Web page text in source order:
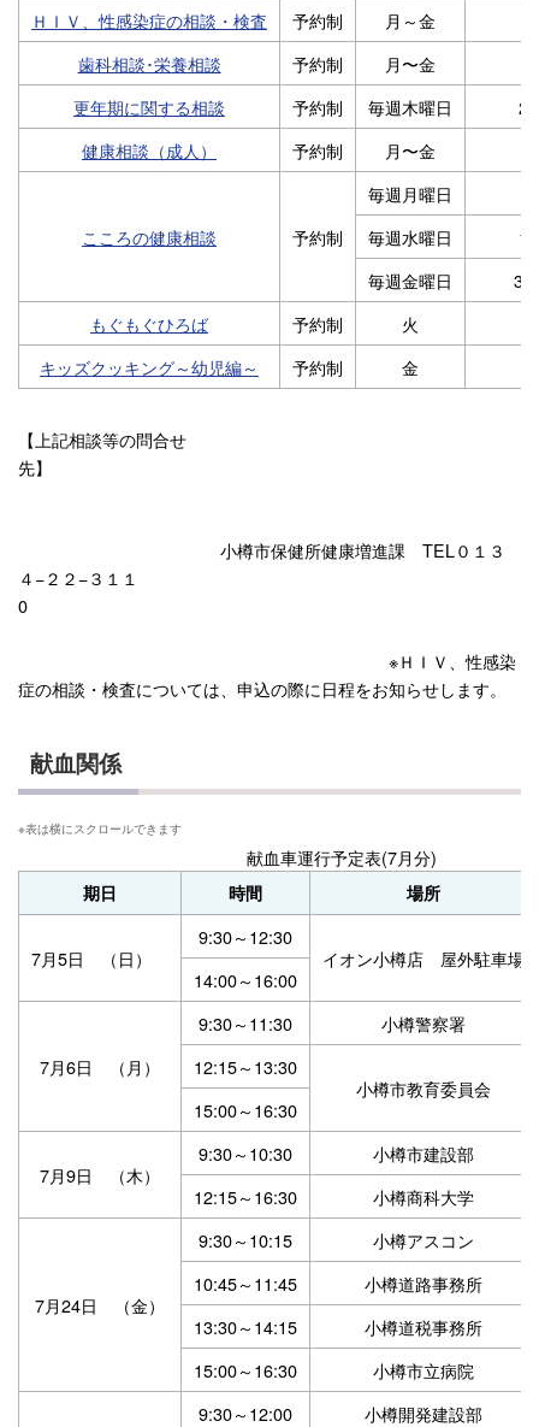
ＨＩＶ、性感染症の相談・検査
予約制 月～金
歯科相談･栄養相談
予約制 月〜金
更年期に関する相談
予約制 毎週木曜日
健康相談（成人）
予約制 月〜金
こころの健康相談 予約制
毎週月曜日
毎週水曜日
毎週金曜日
もぐもぐひろば
予約制
火
キッズクッキング～幼児編～
予約制 金
【上記相談等の問合せ
先】
小樽市保健所健康増進課 TEL０１３
４−２２−３１１
0
※ＨＩＶ、性感染
症の相談・検査については、申込の際に日程をお知らせします。
献血関係
献血車運行予定表(7月分)
期日 時間 場所
7月5日 （日）
9:30～12:30
イオン小樽店 屋外駐車場
14:00～16:00
7月6日 （月）
9:30～11:30
小樽警察署
12:15～13:30
小樽市教育委員会
15:00～16:30
7月9日 （木）
9:30～10:30
小樽市建設部
12:15～16:30
小樽商科大学
7月24日 （金）
9:30～10:15
小樽アスコン
10:45～11:45
小樽道路事務所
13:30～14:15
小樽道税事務所
15:00～16:30
小樽市立病院
9:30～12:00
小樽開発建設部